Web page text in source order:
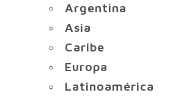
Argentina
Asia
Caribe
Europa
Latinoamérica